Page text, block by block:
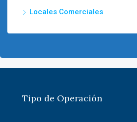
Locales Comerciales
Tipo de Operación